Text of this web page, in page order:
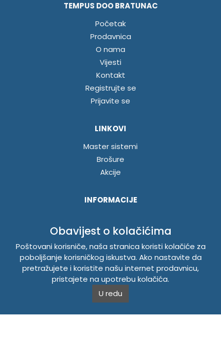
TEMPUS DOO BRATUNAC
Početak
Prodavnica
O nama
Vijesti
Kontakt
Registrujte se
Prijavite se
LINKOVI
Master sistemi
Brošure
Akcije
INFORMACIJE
Uslovi korištenja
Politika privatnosti
TEMPUS DOO BRATUNAC
Svetog Save bb, 75420 Bratunac, Bosna i Hercegovina
Telefon+38756/260-051
Mobilni+38765/357-215
Obavijest o kolačićima
Poštovani korisniče, naša stranica koristi kolačiće za
poboljšanje korisničkog iskustva. Ako nastavite da
pretražujete i koristite našu internet prodavnicu,
pristajete na upotrebu kolačića.
U redu